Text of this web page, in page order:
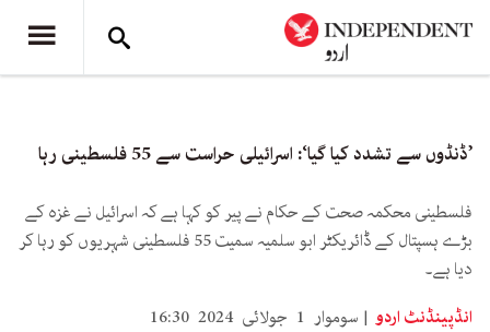
’ڈنڈوں سے تشدد کیا گیا‘: اسرائیلی حراست سے 55 فلسطینی رہا
فلسطینی محکمہ صحت کے حکام نے پیر کو کہا ہے کہ اسرائیل نے غزہ کے
بڑے ہسپتال کے ڈائریکٹر ابو سلمیہ سمیت 55 فلسطینی شہریوں کو رہا کر
دیا ہے۔
انڈپینڈنٹ اردو
سوموار 1 جولائی 2024 16:30